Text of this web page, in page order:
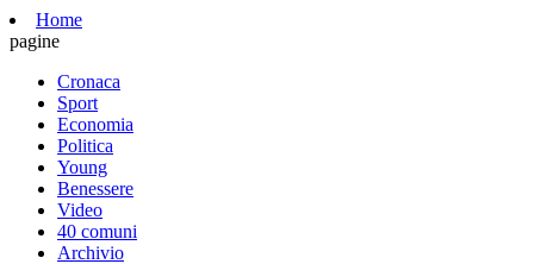
Home
pagine
Cronaca
Sport
Economia
Politica
Young
Benessere
Video
40 comuni
Archivio